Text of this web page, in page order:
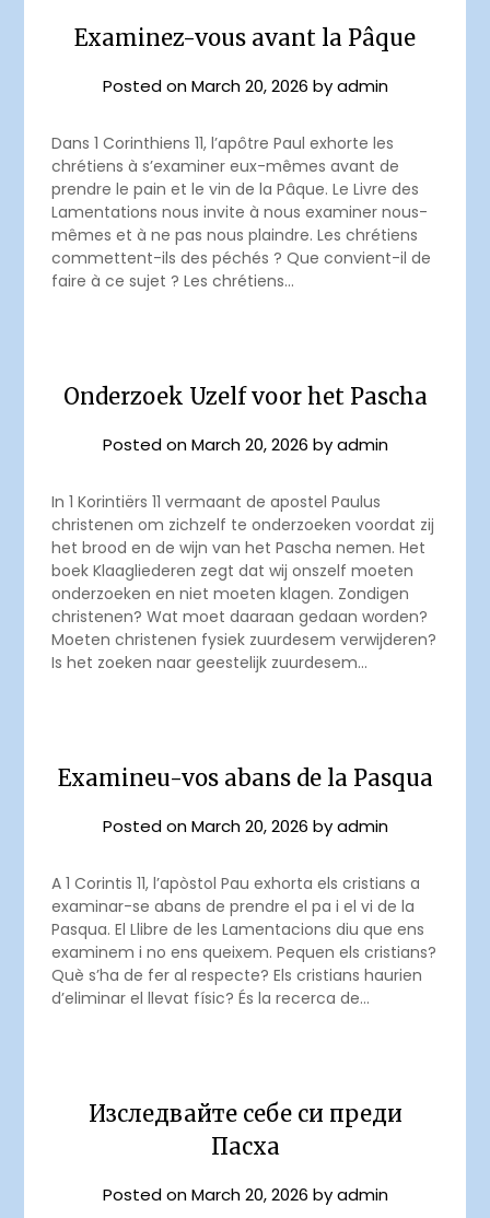
Examinez-vous avant la Pâque
Posted onMarch 20, 2026 byadmin
Dans 1 Corinthiens 11, l’apôtre Paul exhorte les
chrétiens à s’examiner eux-mêmes avant de
prendre le pain et le vin de la Pâque. Le Livre des
Lamentations nous invite à nous examiner nous-
mêmes et à ne pas nous plaindre. Les chrétiens
commettent-ils des péchés ? Que convient-il de
faire à ce sujet ? Les chrétiens…
Onderzoek Uzelf voor het Pascha
Posted onMarch 20, 2026 byadmin
In 1 Korintiërs 11 vermaant de apostel Paulus
christenen om zichzelf te onderzoeken voordat zij
het brood en de wijn van het Pascha nemen. Het
boek Klaagliederen zegt dat wij onszelf moeten
onderzoeken en niet moeten klagen. Zondigen
christenen? Wat moet daaraan gedaan worden?
Moeten christenen fysiek zuurdesem verwijderen?
Is het zoeken naar geestelijk zuurdesem…
Examineu-vos abans de la Pasqua
Posted onMarch 20, 2026 byadmin
A 1 Corintis 11, l’apòstol Pau exhorta els cristians a
examinar-se abans de prendre el pa i el vi de la
Pasqua. El Llibre de les Lamentacions diu que ens
examinem i no ens queixem. Pequen els cristians?
Què s’ha de fer al respecte? Els cristians haurien
d’eliminar el llevat físic? És la recerca de…
Изследвайте себе си преди
Пасха
Posted onMarch 20, 2026 byadmin